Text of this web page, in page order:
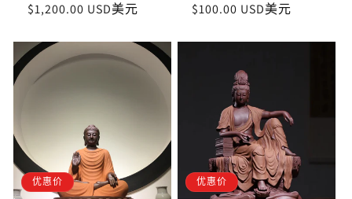
價
價
$1,200.00 USD美元
價
價
$100.00 USD美元
优惠价 优惠价